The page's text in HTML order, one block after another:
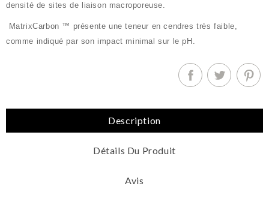
densité de sites de liaison macroporeuse.
MatrixCarbon ™ présente une teneur en cendres très faible,
comme indiqué par son impact minimal sur le pH.
Description
Détails Du Produit
Avis